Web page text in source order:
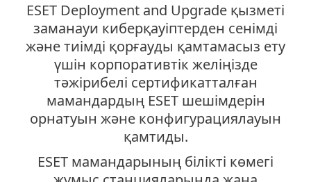
ESET Deployment and Upgrade қызметі
заманауи киберқауіптерден сенімді
және тиімді қорғауды қамтамасыз ету
үшін корпоративтік желіңізде
тәжірибелі сертификатталған
мамандардың ESET шешімдерін
орнатуын және конфигурациялауын
қамтиды.
ESET мамандарының білікті көмегі